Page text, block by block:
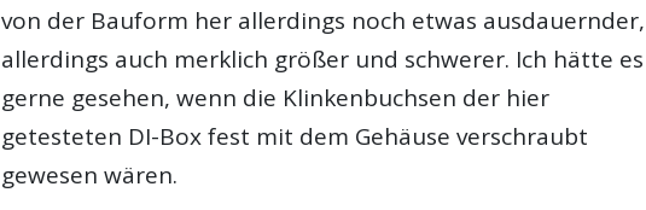
von der Bauform her allerdings noch etwas ausdauernder,
allerdings auch merklich größer und schwerer. Ich hätte es
gerne gesehen, wenn die Klinkenbuchsen der hier
getesteten DI-Box fest mit dem Gehäuse verschraubt
gewesen wären.